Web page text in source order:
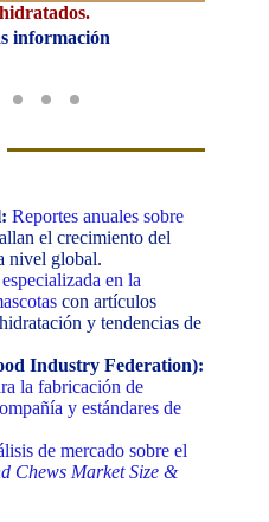
información
Reportes anuales sobre
el crecimiento del
nivel global.
en la
con artículos
y tendencias de
Industry Federation):
la fabricación de
y estándares de
de mercado sobre el
Chews Market Size &